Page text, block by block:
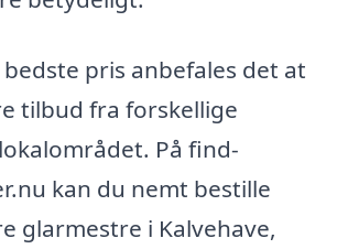
pris anbefales det at
tilbud fra forskellige
På find-
kan du nemt bestille
glarmestre i Kalvehave,